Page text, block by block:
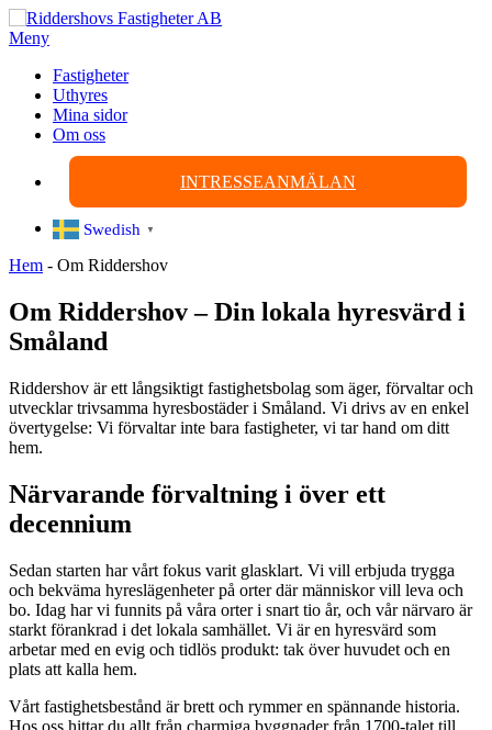
Hoppa
till
Meny
Fastigheter
Uthyres
Mina sidor
Om oss
INTRESSEANMÄLAN
Swedish ▼
Hem - Om Riddershov
Om Riddershov – Din lokala hyresvärd i
Småland
Riddershov är ett långsiktigt fastighetsbolag som äger, förvaltar och
utvecklar trivsamma hyresbostäder i Småland. Vi drivs av en enkel
övertygelse: Vi förvaltar inte bara fastigheter, vi tar hand om ditt
hem.
Närvarande förvaltning i över ett
decennium
Sedan starten har vårt fokus varit glasklart. Vi vill erbjuda trygga
och bekväma hyreslägenheter på orter där människor vill leva och
bo. Idag har vi funnits på våra orter i snart tio år, och vår närvaro är
starkt förankrad i det lokala samhället. Vi är en hyresvärd som
arbetar med en evig och tidlös produkt: tak över huvudet och en
plats att kalla hem.
Vårt fastighetsbestånd är brett och rymmer en spännande historia.
Hos oss hittar du allt från charmiga byggnader från 1700-talet till